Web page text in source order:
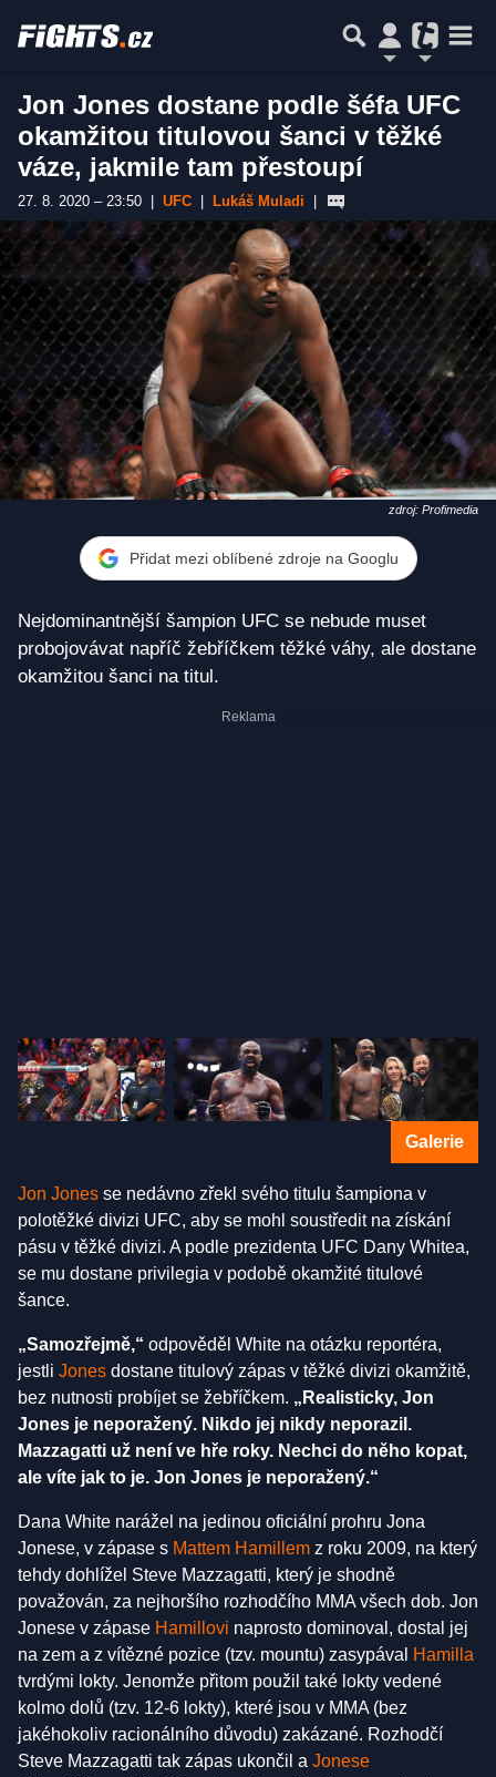
Jon Jones dostane podle šéfa UFC
okamžitou titulovou šanci v těžké
váze, jakmile tam přestoupí
27. 8. 2020 – 23:50 UFC Lukáš Muladi
zdroj: Profimedia
Přidat mezi oblíbené zdroje na Googlu
Nejdominantnější šampion UFC se nebude muset
probojovávat napříč žebříčkem těžké váhy, ale dostane
okamžitou šanci na titul.
Galerie
Jon Jones se nedávno zřekl svého titulu šampiona v
polotěžké divizi UFC, aby se mohl soustředit na získání
pásu v těžké divizi. A podle prezidenta UFC Dany Whitea,
se mu dostane privilegia v podobě okamžité titulové
šance.
„Samozřejmě,“ odpověděl White na otázku reportéra,
jestli Jones dostane titulový zápas v těžké divizi okamžitě,
bez nutnosti probíjet se žebříčkem. „Realisticky, Jon
Jones je neporažený. Nikdo jej nikdy neporazil.
Mazzagatti už není ve hře roky. Nechci do něho kopat,
ale víte jak to je. Jon Jones je neporažený.“
Dana White narážel na jedinou oficiální prohru Jona
Jonese, v zápase s Mattem Hamillem z roku 2009, na který
tehdy dohlížel Steve Mazzagatti, který je shodně
považován, za nejhoršího rozhodčího MMA všech dob. Jon
Jonese v zápase Hamillovi naprosto dominoval, dostal jej
na zem a z vítězné pozice (tzv. mountu) zasypával Hamilla
tvrdými lokty. Jenomže přitom použil také lokty vedené
kolmo dolů (tzv. 12-6 lokty), které jsou v MMA (bez
jakéhokoliv racionálního důvodu) zakázané. Rozhodčí
Steve Mazzagatti tak zápas ukončil a Jonese